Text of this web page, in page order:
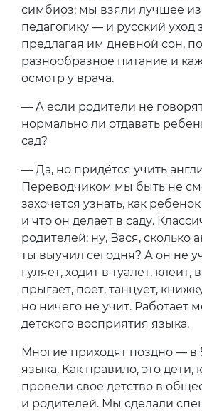
симбиоз: мы взяли лучшее
педагогику — и русский уход
предлагая им дневной сон,
разнообразное питание и
осмотр у врача.
— А если родители не
нормально ли отдавать
сад?
— Да, но придётся учить
Переводчиком мы быть не
захочется узнать, как
и что он делает в саду.
родителей: ну, Вася, сколько
ты выучил сегодня? А он не
гуляет, ходит в туалет, клеит,
прыгает, поет, танцует,
но ничего не учит. Работает
детского восприятия языка.
Многие приходят поздно — в
языка. Как правило, это дети,
провели свое детство в
и родителей. Мы сделали